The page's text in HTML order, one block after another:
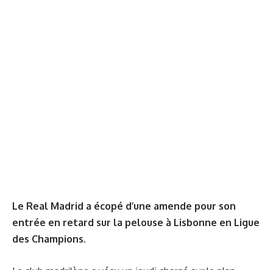
Le Real Madrid a écopé d’une amende pour son
entrée en retard sur la pelouse à Lisbonne en Ligue
des Champions.